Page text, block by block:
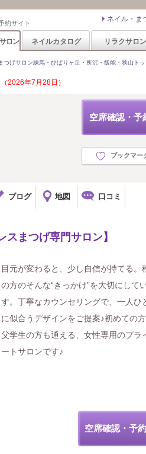
約サイト ネイル・ま
ロン ネイルカタログ リラクサロン
つげサロン練馬・ひばりヶ丘・所沢・飯能・狭山ト
2026年7月28日）
空席確認・予
ブックマー
ブログ 地図 口コミ
まつげ専門サロン】
目元が変わると、少し自信が持てる。
の方のそんな“きっかけ”を大切にして
す。丁寧なカウンセリングで、一人ひ
に似合うデザインをご提案♪初めての
父学生の方も通える、女性専用のプラ
ートサロンです♪
空席確認・予